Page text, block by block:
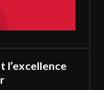
l’excellence